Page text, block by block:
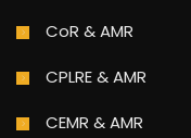
CoR & AMR
CPLRE & AMR
CEMR & AMR